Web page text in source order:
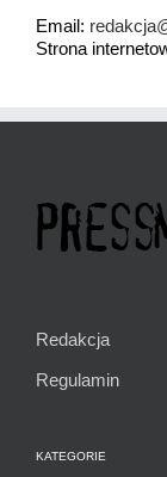
Email:
Strona
Redakcja
Regulamin
KATEGORIE